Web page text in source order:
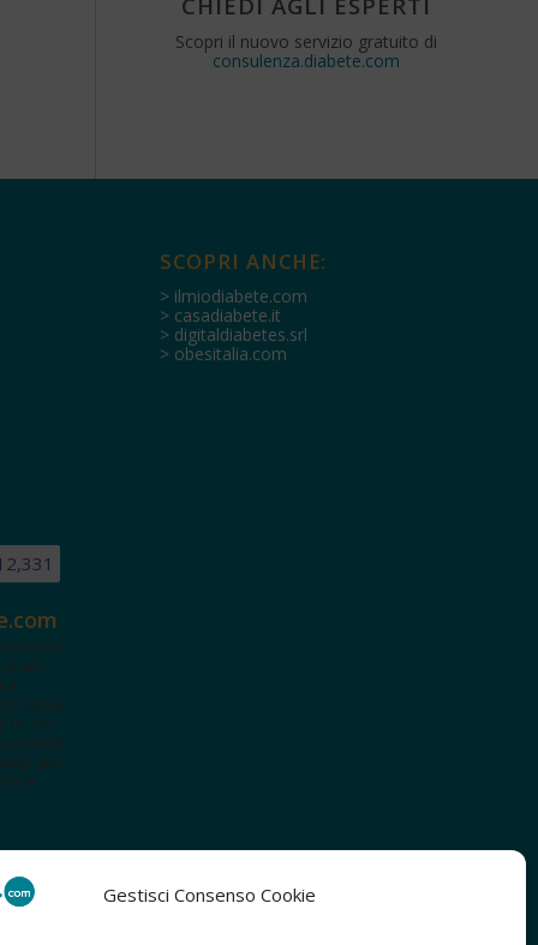
Gestisci Consenso Cookie
Scopri il nuovo servizio gratuito di
consulenza.diabete.com
e
te con
alla
le
SCOPRI ANCHE:
> ilmiodiabete.com
> casadiabete.it
> digitaldiabetes.srl
> obesitalia.com